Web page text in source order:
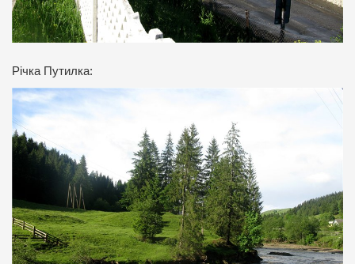
Річка Путилка: